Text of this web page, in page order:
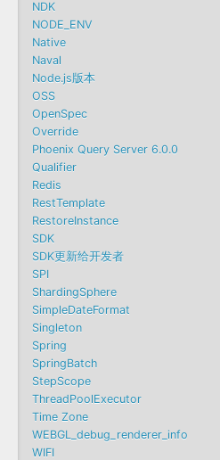
NDK
NODE_ENV
Native
Naval
Node.js版本
OSS
OpenSpec
Override
Phoenix Query Server 6.0.0
Qualifier
Redis
RestTemplate
RestoreInstance
SDK
SDK更新给开发者
SPI
ShardingSphere
SimpleDateFormat
Singleton
Spring
SpringBatch
StepScope
ThreadPoolExecutor
Time Zone
WEBGL_debug_renderer_info
WIFI